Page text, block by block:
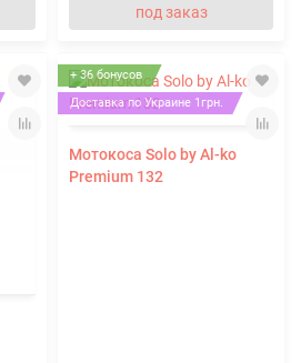
под заказ
+ 36 бонусов
Доставка по Украине 1грн.
Мотокоса Solo by Al-ko
Premium 132